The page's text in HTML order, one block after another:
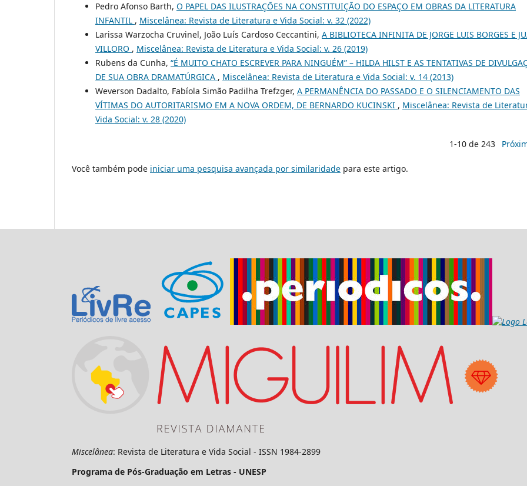
Pedro Afonso Barth, O PAPEL DAS ILUSTRAÇÕES NA CONSTITUIÇÃO DO ESPAÇO EM OBRAS DA LITERATURA
INFANTIL , Miscelânea: Revista de Literatura e Vida Social: v. 32 (2022)
Larissa Warzocha Cruvinel, João Luís Cardoso Ceccantini, A BIBLIOTECA INFINITA DE JORGE LUIS BORGES E
VILLORO , Miscelânea: Revista de Literatura e Vida Social: v. 26 (2019)
Rubens da Cunha, “É MUITO CHATO ESCREVER PARA NINGUÉM” – HILDA HILST E AS TENTATIVAS DE
DE SUA OBRA DRAMATÚRGICA , Miscelânea: Revista de Literatura e Vida Social: v. 14 (2013)
Weverson Dadalto, Fabíola Simão Padilha Trefzger, A PERMANÊNCIA DO PASSADO E O SILENCIAMENTO DAS
VÍTIMAS DO AUTORITARISMO EM A NOVA ORDEM, DE BERNARDO KUCINSKI , Miscelânea: Revista de
Vida Social: v. 28 (2020)
1-10 de 243
Você também pode iniciar uma pesquisa avançada por similaridade para este artigo.
Miscelânea: Revista de Literatura e Vida Social - ISSN 1984-2899
Programa de Pós-Graduação em Letras - UNESP